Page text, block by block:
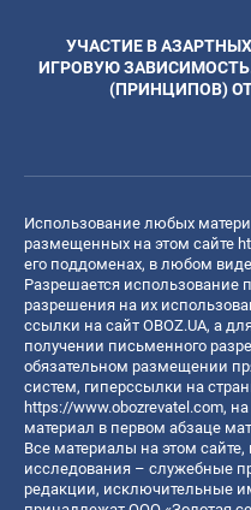
УЧАСТИЕ В
ИГРОВУЮ
(ПРИНЦИПОВ)
Использование любых
размещенных на этом сайте
его поддоменах, в любом
Разрешается использование
разрешения на их
ссылки на сайт OBOZ.UA, а
получении письменного
обязательном размещении
систем, гиперссылки на
https://www.obozrevatel.com,
материал в первом абзаце
Все материалы на этом
исследования – служебные
редакции, исключительные